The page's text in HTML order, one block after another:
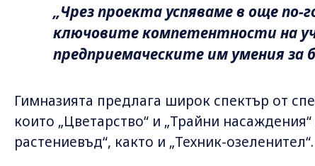
„Чрез проекта успяваме в още по-
ключовите компетентности на
предприемаческите им умения за
Гимназията предлага широк спектър от
които „Цветарство“ и „Трайни
растениевъд“, както и „Техник-озеленител“.